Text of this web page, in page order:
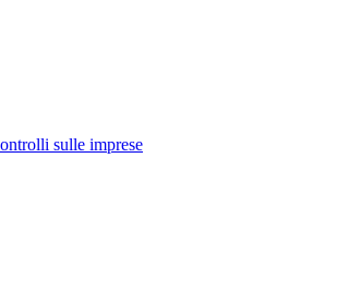
sulle imprese